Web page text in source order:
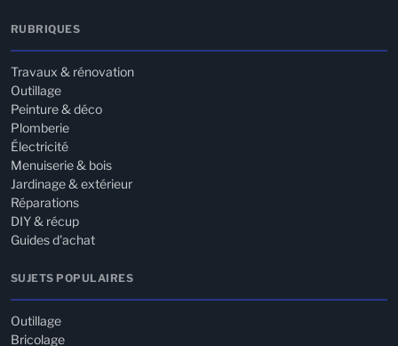
RUBRIQUES
Travaux & rénovation
Outillage
Peinture & déco
Plomberie
Électricité
Menuiserie & bois
Jardinage & extérieur
Réparations
DIY & récup
Guides d'achat
SUJETS POPULAIRES
Outillage
Bricolage